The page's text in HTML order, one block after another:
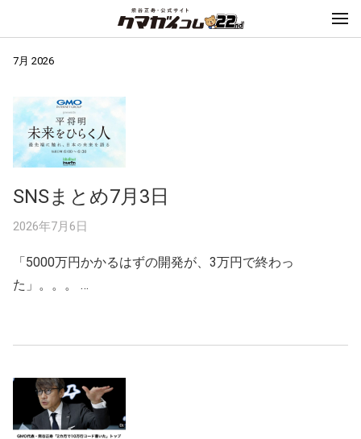
7月 2026
SNSまとめ7月3日
2026年7月6日
「5000万円かかるはずの開発が、3万円で終わっ
た」。。。 …